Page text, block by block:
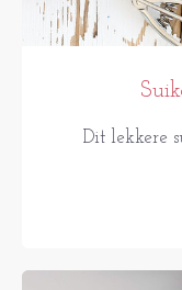
Dit lekkere